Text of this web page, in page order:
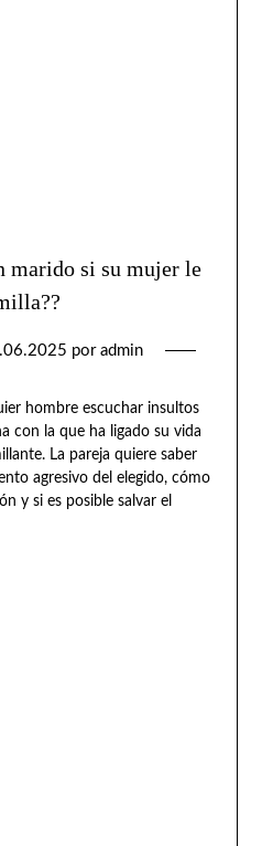
marido si su mujer le
por admin
hombre escuchar insultos
con la que ha ligado su vida
La pareja quiere saber
agresivo del elegido, cómo
y si es posible salvar el